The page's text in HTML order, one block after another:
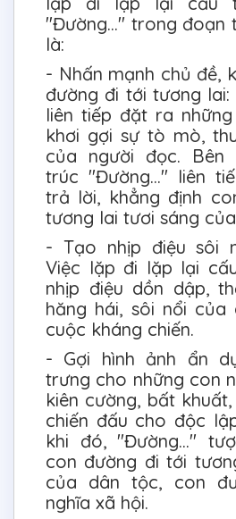
"Đường..." trong đoạn
là:
- Nhấn mạnh chủ đề,
đường đi tới tương lai:
liên tiếp đặt ra
khơi gợi sự tò mò,
của người đọc. Bên
trúc "Đường..." liên
trả lời, khẳng định
tương lai tươi sáng
- Tạo nhịp điệu sôi
Việc lặp đi lặp lại
nhịp điệu dồn dập,
hăng hái, sôi nổi
cuộc kháng chiến.
- Gợi hình ảnh ẩn
trưng cho những con
kiên cường, bất
chiến đấu cho độc
khi đó, "Đường..."
con đường đi tới
của dân tộc, con
nghĩa xã hội.